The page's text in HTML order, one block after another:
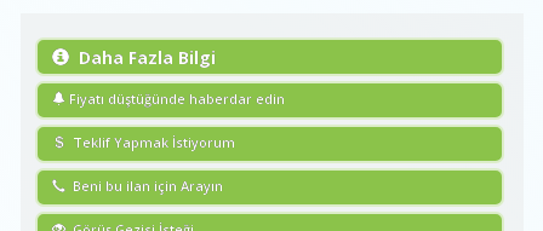
Daha Fazla Bilgi
Fiyatı düştüğünde haberdar edin
Teklif Yapmak İstiyorum
Beni bu ilan için Arayın